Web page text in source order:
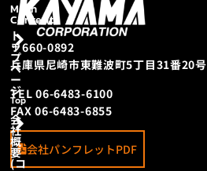
〒660-0892
兵庫県尼崎市東難波町5丁目31番20号
TEL 06-6483-6100
FAX 06-6483-6855
会社パンフレットPDF
Main
Contents
ト
ッ
プ
ペ
ー
ジ
Top
会
社
概
要
(コ